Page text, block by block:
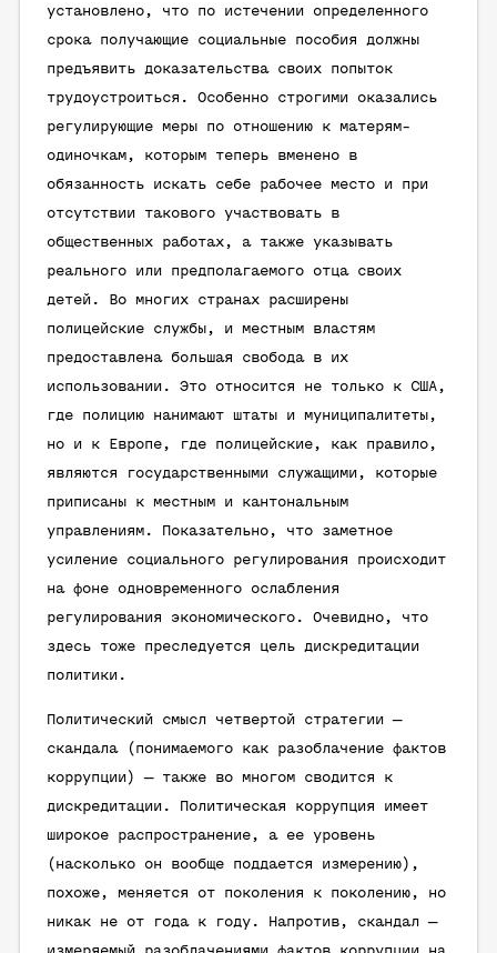
установлено, что по истечении определенного
срока получающие социальные пособия должны
предъявить доказательства своих попыток
трудоустроиться. Особенно строгими оказались
регулирующие меры по отношению к матерям-
одиночкам, которым теперь вменено в
обязанность искать себе рабочее место и при
отсутствии такового участвовать в
общественных работах, а также указывать
реального или предполагаемого отца своих
детей. Во многих странах расширены
полицейские службы, и местным властям
предоставлена большая свобода в их
использовании. Это относится не только к США,
где полицию нанимают штаты и муниципалитеты,
но и к Европе, где полицейские, как правило,
являются государственными служащими, которые
приписаны к местным и кантональным
управлениям. Показательно, что заметное
усиление социального регулирования происходит
на фоне одновременного ослабления
регулирования экономического. Очевидно, что
здесь тоже преследуется цель дискредитации
политики.
Политический смысл четвертой стратегии —
скандала (понимаемого как разоблачение фактов
коррупции) — также во многом сводится к
дискредитации. Политическая коррупция имеет
широкое распространение, а ее уровень
(насколько он вообще поддается измерению),
похоже, меняется от поколения к поколению, но
никак не от года к году. Напротив, скандал —